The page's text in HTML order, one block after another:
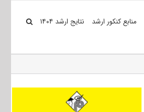
منابع کنکور ارشد نتایج ارشد ۱۴۰۴